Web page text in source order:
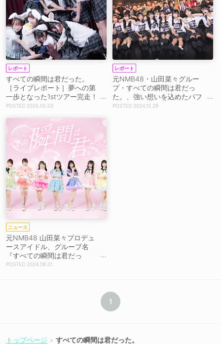
レポート
すべての瞬間は君だった。
［ライブレポート］夢への第
一歩となった1stツアー完走！
「この8人で夢を叶えていき
2025.05.03
レポート
元NMB48・山田菜々グルー
プ・すべての瞬間は君だっ
た。、強い想いを込めたパフ
ォーマンスを魅せた初ワンマ
2024.12.29
ニュース
元NMB48 山田菜々プロデュ
ースアイドル、グループ名
『すべての瞬間は君だっ
た。』に決定！ お披露目は8/
2024.08.01
1
トップページ すべての瞬間は君だった。